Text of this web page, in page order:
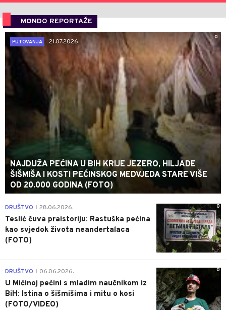
MONDO REPORTAŽE
0
PUTOVANJA
21.07.2026.
NAJDUŽA PEĆINA U BIH KRIJE JEZERO, HILJADE
ŠIŠMIŠA I KOSTI PEĆINSKOG MEDVJEDA STARE VIŠE
OD 20.000 GODINA (FOTO)
0
DRUŠTVO 28.06.2026.
Teslić čuva praistoriju: Rastuška pećina
kao svjedok života neandertalaca
(FOTO)
0
DRUŠTVO 06.06.2026.
U Mićinoj pećini s mladim naučnikom iz
BiH: Istina o šišmišima i mitu o kosi
(FOTO/VIDEO)